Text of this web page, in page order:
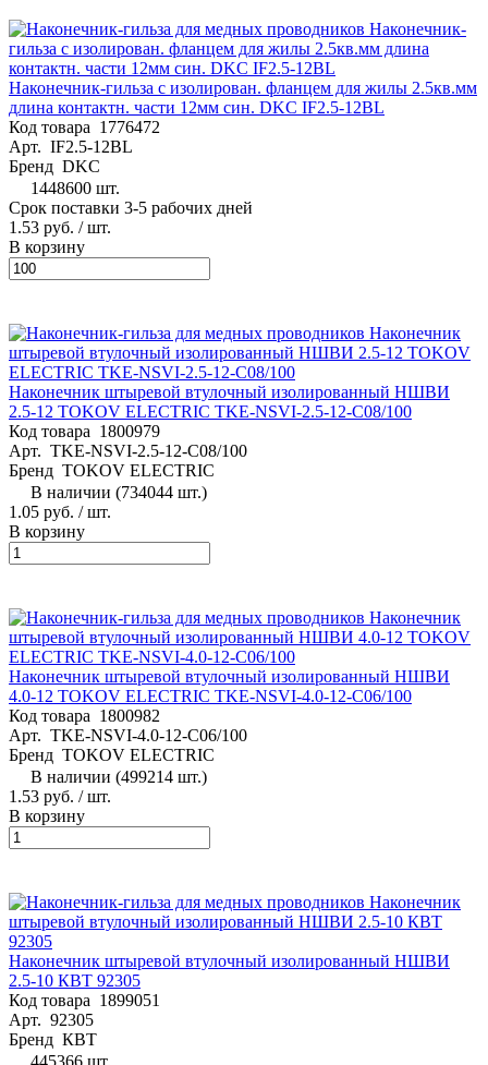
Наконечник-гильза с изолирован. фланцем для жилы 2.5кв.мм
длина контактн. части 12мм син. DKC IF2.5-12BL
Код товара 1776472
Арт. IF2.5-12BL
Бренд DKC
1448600 шт.
Срок поставки 3-5 рабочих дней
1.53 руб. / шт.
В корзину
Наконечник штыревой втулочный изолированный НШВИ
2.5-12 TOKOV ELECTRIC TKE-NSVI-2.5-12-C08/100
Код товара 1800979
Арт. TKE-NSVI-2.5-12-C08/100
Бренд TOKOV ELECTRIC
В наличии (734044 шт.)
1.05 руб. / шт.
В корзину
Наконечник штыревой втулочный изолированный НШВИ
4.0-12 TOKOV ELECTRIC TKE-NSVI-4.0-12-C06/100
Код товара 1800982
Арт. TKE-NSVI-4.0-12-C06/100
Бренд TOKOV ELECTRIC
В наличии (499214 шт.)
1.53 руб. / шт.
В корзину
Наконечник штыревой втулочный изолированный НШВИ
2.5-10 КВТ 92305
Код товара 1899051
Арт. 92305
Бренд КВТ
445366 шт.